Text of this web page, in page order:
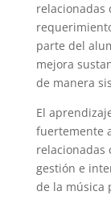
relacionadas
parte del
mejora
de manera
El
fuertemente
relacionadas
gestión e
de la música